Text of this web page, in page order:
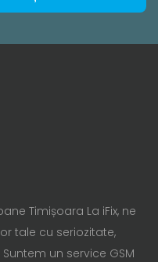
Timișoara La iFix, ne
tale cu seriozitate,
un service GSM